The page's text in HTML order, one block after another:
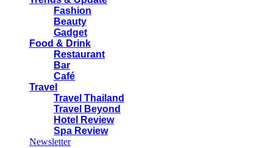
Fashion
Beauty
Gadget
Food & Drink
Restaurant
Bar
Café
Travel
Travel Thailand
Travel Beyond
Hotel Review
Spa Review
Newsletter